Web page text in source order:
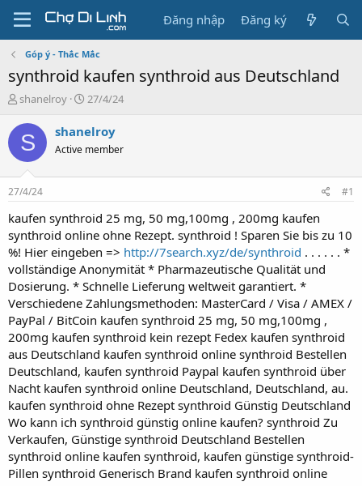
Đăng nhập Đăng ký
Góp ý - Thắc Mắc
synthroid kaufen synthroid aus Deutschland
T
r
e
a
s
t
a
t
e
r
shanelroy
N
à
g
27/4/24
S shanelroy
Active member
27/4/24 #1
kaufen synthroid 25 mg, 50 mg,100mg , 200mg kaufen
synthroid online ohne Rezept. synthroid ! Sparen Sie bis zu 10
%! Hier eingeben => http://7search.xyz/de/synthroid . . . . . . *
vollständige Anonymität * Pharmazeutische Qualität und
Dosierung. * Schnelle Lieferung weltweit garantiert. *
Verschiedene Zahlungsmethoden: MasterCard / Visa / AMEX /
PayPal / BitCoin kaufen synthroid 25 mg, 50 mg,100mg ,
200mg kaufen synthroid kein rezept Fedex kaufen synthroid
aus Deutschland kaufen synthroid online synthroid Bestellen
Deutschland, kaufen synthroid Paypal kaufen synthroid über
Nacht kaufen synthroid online Deutschland, Deutschland, au.
kaufen synthroid ohne Rezept synthroid Günstig Deutschland
Wo kann ich synthroid günstig online kaufen? synthroid Zu
Verkaufen, Günstige synthroid Deutschland Bestellen
synthroid online kaufen synthroid, kaufen günstige synthroid-
Pillen synthroid Generisch Brand kaufen synthroid online